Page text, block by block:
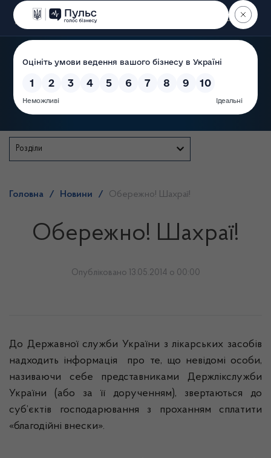
Пошук
Розділи
Головна / Новини / Обережно! Шахраї!
Обережно! Шахраї!
Опубліковано 13.05.2014 о 00:00
До Державної служби України з лікарських засобів
надходить інформація
про те, що невідомі особи,
називаючи себе представниками Держлікслужби
України (або за її дорученням), звертаються до
суб’єктів господарювання з проханням сплатити
«благодійні внески».